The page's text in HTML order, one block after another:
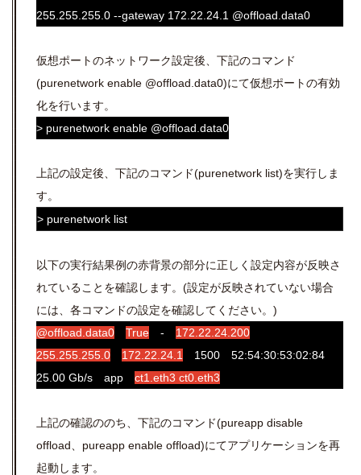
255.255.255.0 --gateway 172.22.24.1 @offload.data0
仮想ポートのネットワーク設定後、下記のコマンド
(purenetwork enable @offload.data0)にて仮想ポートの有効
化を行います。
> purenetwork enable @offload.data0
上記の設定後、下記のコマンド(purenetwork list)を実行しま
す。
> purenetwork list
以下の実行結果例の赤背景の部分に正しく設定内容が反映さ
れていることを確認します。(設定が反映されていない場合
には、各コマンドの設定を確認してください。)
@offload.data0
True - 172.22.24.200
255.255.255.0
172.22.24.1
1500 52:54:30:53:02:84
25.00 Gb/s app ct1.eth3 ct0.eth3
上記の確認ののち、下記のコマンド(pureapp disable
offload、pureapp enable offload)にてアプリケーションを再
起動します。